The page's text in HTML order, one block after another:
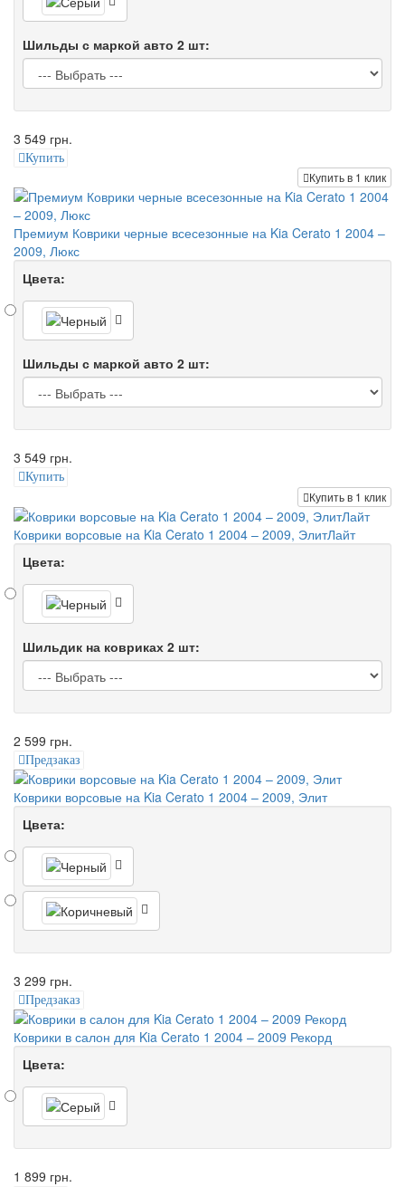
Шильды с маркой авто 2 шт:
3 549 грн.
Купить
Купить в 1 клик
Премиум Коврики черные всесезонные на Kia Cerato 1 2004 –
2009, Люкс
Цвета:
Шильды с маркой авто 2 шт:
3 549 грн.
Купить
Купить в 1 клик
Коврики ворсовые на Kia Cerato 1 2004 – 2009, ЭлитЛайт
Цвета:
Шильдик на ковриках 2 шт:
2 599 грн.
Предзаказ
Коврики ворсовые на Kia Cerato 1 2004 – 2009, Элит
Цвета:
3 299 грн.
Предзаказ
Коврики в салон для Kia Cerato 1 2004 – 2009 Рекорд
Цвета:
1 899 грн.